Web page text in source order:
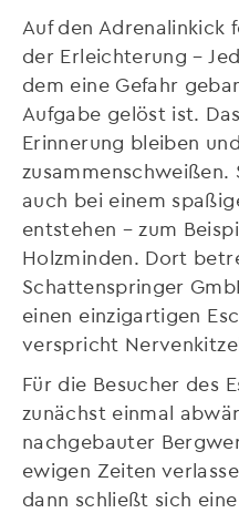
Auf den Adrenalinkick
der Erleichterung –
dem eine Gefahr
Aufgabe gelöst ist.
Erinnerung bleiben
zusammenschweißen.
auch bei einem
entstehen – zum
Holzminden. Dort
Schattenspringer
einen einzigartigen
verspricht
Für die Besucher des
zunächst einmal
nachgebauter
ewigen Zeiten
dann schließt sich